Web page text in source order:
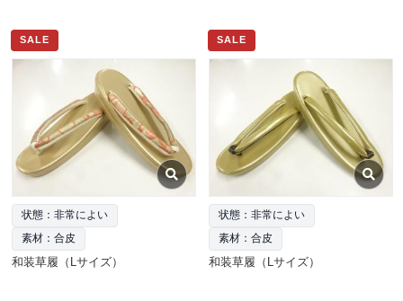
SALE
状態：非常によい
素材：合皮
和装草履（Lサイズ）
SALE
状態：非常によい
素材：合皮
和装草履（Lサイズ）